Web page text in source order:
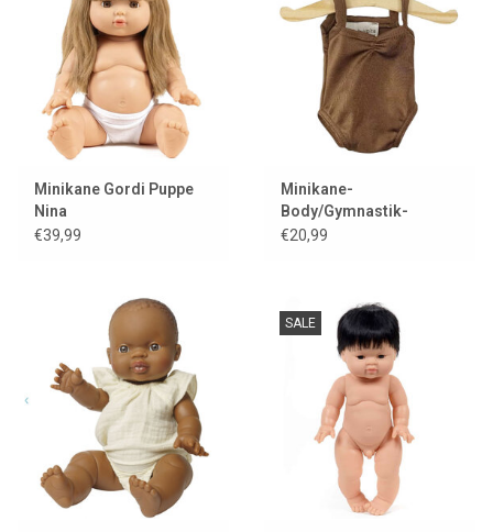
Minikane Gordi Puppe
Nina
€39,99
Minikane-
Body/Gymnastik-
Trikot/Justaucorps für
€20,99
SALE